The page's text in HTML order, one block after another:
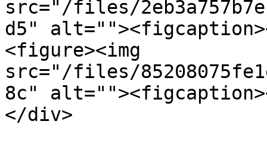
src="/files/
d5"
<figure><img
src="/files/
8c"
</div>